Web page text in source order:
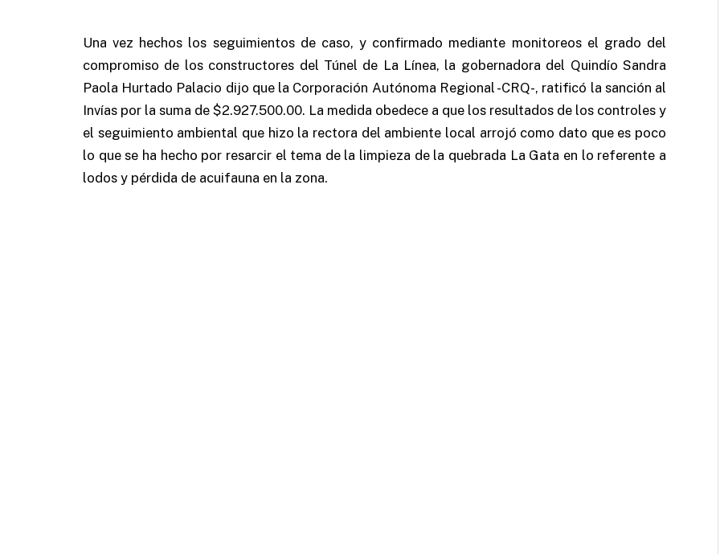
Una vez hechos los seguimientos de caso, y confirmado mediante monitoreos el grado del
compromiso de los constructores del Túnel de La Línea, la gobernadora del Quindío Sandra
Paola Hurtado Palacio dijo que la Corporación Autónoma Regional -CRQ-, ratificó la sanción al
Invías por la suma de $2.927.500.00. La medida obedece a que los resultados de los controles y
el seguimiento ambiental que hizo la rectora del ambiente local arrojó como dato que es poco
lo que se ha hecho por resarcir el tema de la limpieza de la quebrada La Gata en lo referente a
lodos y pérdida de acuifauna en la zona.